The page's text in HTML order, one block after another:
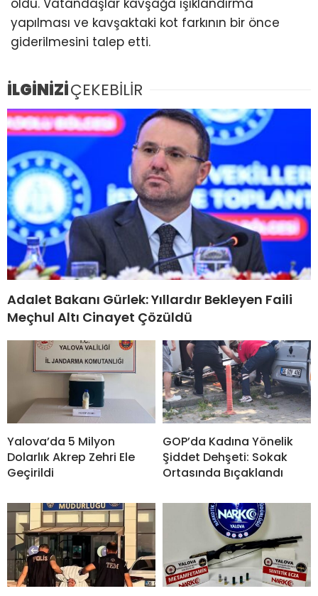
oldu. Vatandaşlar kavşağa ışıklandırma
yapılması ve kavşaktaki kot farkının bir önce
giderilmesini talep etti.
İLGİNİZİÇEKEBİLİR
Adalet Bakanı Gürlek: Yıllardır Bekleyen Faili
Meçhul Altı Cinayet Çözüldü
Yalova’da 5 Milyon
Dolarlık Akrep Zehri Ele
Geçirildi
GOP’da Kadına Yönelik
Şiddet Dehşeti: Sokak
Ortasında Bıçaklandı